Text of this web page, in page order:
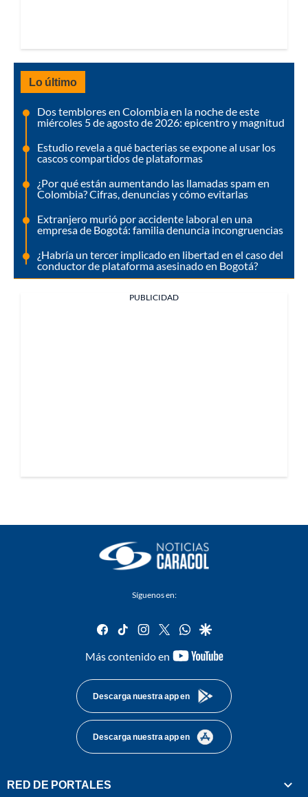
Lo último
Dos temblores en Colombia en la noche de este
miércoles 5 de agosto de 2026: epicentro y magnitud
Estudio revela a qué bacterias se expone al usar los
cascos compartidos de plataformas
¿Por qué están aumentando las llamadas spam en
Colombia? Cifras, denuncias y cómo evitarlas
Extranjero murió por accidente laboral en una
empresa de Bogotá: familia denuncia incongruencias
¿Habría un tercer implicado en libertad en el caso del
conductor de plataforma asesinado en Bogotá?
PUBLICIDAD
Síguenos en:
facebook
tiktok instagram
twitterwhatsapp
google
Más contenido en
youtube-
Descarga nuestra app en
Descarga nuestra app en
RED DE PORTALES